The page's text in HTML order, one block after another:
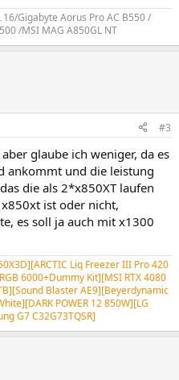
16/Gigabyte Aorus Pro AC B550 /
/MSI MAG A850GL NT
#3
glaube ich weniger, da es
ankommt und die leistung
die als 2*x850XT laufen
ist oder nicht,
es soll ja auch mit x1300
Liq Freezer III Pro 420
6000+Dummy Kit][MSI RTX 4080
Blaster AE9][Beyerdynamic
POWER 12 850W][LG
G7 C32G73TQSR]